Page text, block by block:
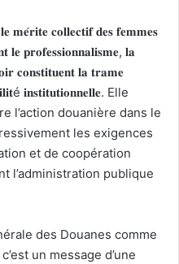
𝐜𝐨𝐥𝐥𝐞𝐜𝐭𝐢𝐟 𝐝𝐞𝐬 𝐟𝐞𝐦𝐦𝐞𝐬
𝐩𝐫𝐨𝐟𝐞𝐬𝐬𝐢𝐨𝐧𝐧𝐚𝐥𝐢𝐬𝐦𝐞, 𝐥𝐚
𝐜𝐨𝐧𝐬𝐭𝐢𝐭𝐮𝐞𝐧𝐭 𝐥𝐚 𝐭𝐫𝐚𝐦𝐞
𝐢𝐧𝐬𝐭𝐢𝐭𝐮𝐭𝐢𝐨𝐧𝐧𝐞𝐥𝐥𝐞. Elle
l’action douanière dans le
les exigences
et de coopération
l’administration publique
des Douanes comme
un message d’une